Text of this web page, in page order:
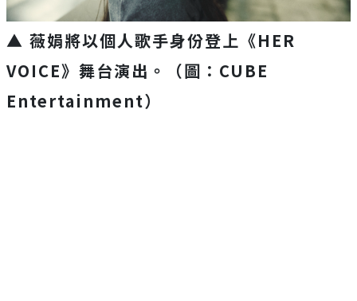
▲ 薇娟將以個人歌手身份登上《HER
VOICE》舞台演出。（圖：CUBE
Entertainment）